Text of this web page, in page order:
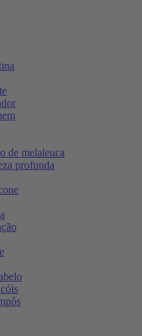
de melaleuca
profunda